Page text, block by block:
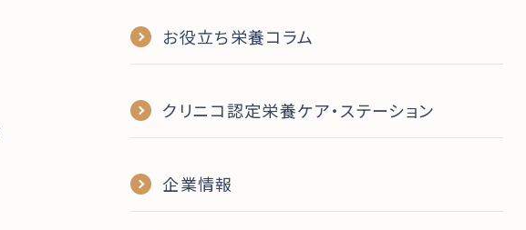
お役立ち栄養コラム
クリニコ認定栄養ケア・ステーション
企業情報